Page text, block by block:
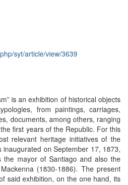
syt/article/view/3639
is an exhibition of historical objects
from paintings, carriages,
documents, among others, ranging
first years of the Republic. For this
relevant heritage initiatives of the
on September 17, 1873,
the mayor of Santiago and also the
(1830-1886). The present
said exhibition, on the one hand, its